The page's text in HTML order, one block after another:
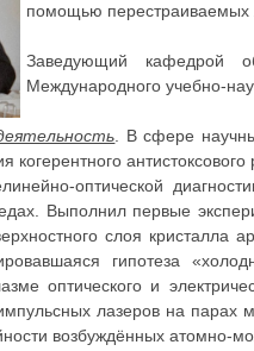
помощью перестраиваемых
Заведующий кафедрой
Международного учебно-
. В сфере
когерентного
оптической
Выполнил первые
слоя
гипотеза
оптического и
лазеров на
возбуждённых атомно-